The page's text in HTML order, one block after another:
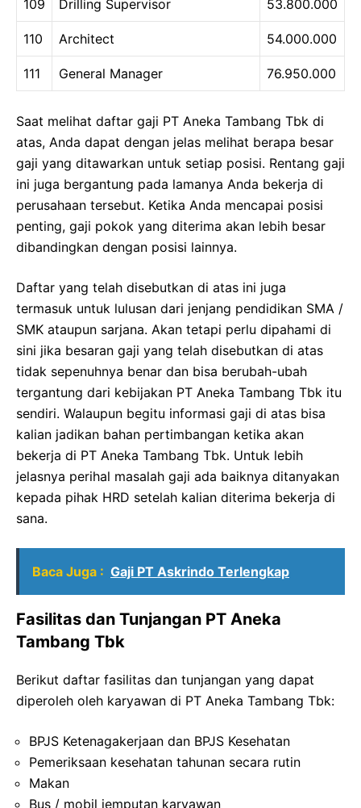
109 Drilling Supervisor 53.800.000
110 Architect 54.000.000
111 General Manager 76.950.000
Saat melihat daftar gaji PT Aneka Tambang Tbk di
atas, Anda dapat dengan jelas melihat berapa besar
gaji yang ditawarkan untuk setiap posisi. Rentang gaji
ini juga bergantung pada lamanya Anda bekerja di
perusahaan tersebut. Ketika Anda mencapai posisi
penting, gaji pokok yang diterima akan lebih besar
dibandingkan dengan posisi lainnya.
Daftar yang telah disebutkan di atas ini juga
termasuk untuk lulusan dari jenjang pendidikan SMA /
SMK ataupun sarjana. Akan tetapi perlu dipahami di
sini jika besaran gaji yang telah disebutkan di atas
tidak sepenuhnya benar dan bisa berubah-ubah
tergantung dari kebijakan PT Aneka Tambang Tbk itu
sendiri. Walaupun begitu informasi gaji di atas bisa
kalian jadikan bahan pertimbangan ketika akan
bekerja di PT Aneka Tambang Tbk. Untuk lebih
jelasnya perihal masalah gaji ada baiknya ditanyakan
kepada pihak HRD setelah kalian diterima bekerja di
sana.
Baca Juga : Gaji PT Askrindo Terlengkap
Fasilitas dan Tunjangan PT Aneka
Tambang Tbk
Berikut daftar fasilitas dan tunjangan yang dapat
diperoleh oleh karyawan di PT Aneka Tambang Tbk:
BPJS Ketenagakerjaan dan BPJS Kesehatan
Pemeriksaan kesehatan tahunan secara rutin
Makan
Bus / mobil jemputan karyawan